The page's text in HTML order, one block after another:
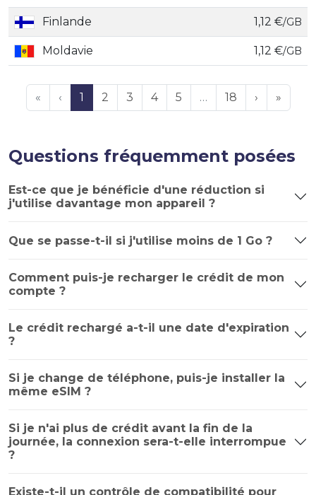
Finlande 1,12 €/GB
Moldavie 1,12 €/GB
« ‹ 1 2 3 4 5 … 18 › »
Questions fréquemment posées
Est-ce que je bénéficie d'une réduction si
j'utilise davantage mon appareil ?
Que se passe-t-il si j'utilise moins de 1 Go ?
Comment puis-je recharger le crédit de mon
compte ?
Le crédit rechargé a-t-il une date d'expiration
?
Si je change de téléphone, puis-je installer la
même eSIM ?
Si je n'ai plus de crédit avant la fin de la
journée, la connexion sera-t-elle interrompue
?
Existe-t-il un contrôle de compatibilité pour